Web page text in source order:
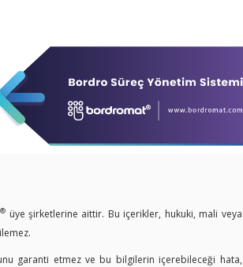
® üye şirketlerine aittir. Bu içerikler, hukuki, mali veya
garanti etmez ve bu bilgilerin içerebileceği hata,